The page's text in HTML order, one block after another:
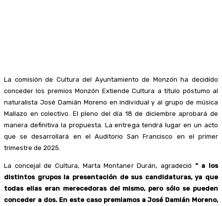
La comisión de Cultura del Ayuntamiento de Monzón ha decidido
conceder los premios Monzón Extiende Cultura a título póstumo al
naturalista José Damián Moreno en individual y al grupo de música
Mallazo en colectivo. El pleno del día 18 de diciembre aprobará de
manera definitiva la propuesta. La entrega tendrá lugar en un acto
que se desarrollará en el Auditorio San Francisco en el primer
trimestre de 2025.
La concejal de Cultura, Marta Montaner Durán, agradeció “ a los
distintos grupos la presentación de sus candidaturas, ya que
todas ellas eran merecedoras del mismo, pero sólo se pueden
conceder a dos. En este caso premiamos a José Damián Moreno,